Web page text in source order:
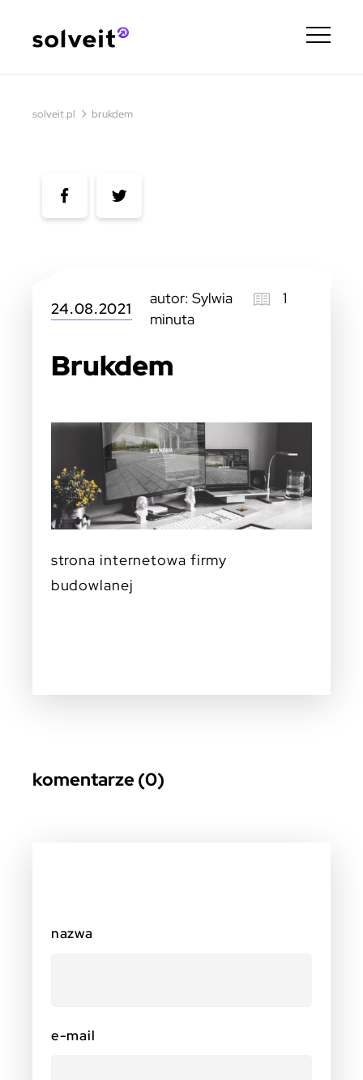
solveit.pl › brukdem
24.08.2021
autor: Sylwia
1
minuta
Brukdem
strona internetowa firmy
budowlanej
komentarze (0)
nazwa
e-mail